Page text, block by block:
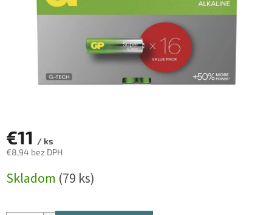
€11 / ks
€8,94 bez DPH
cena:
Skladom (79 ks)